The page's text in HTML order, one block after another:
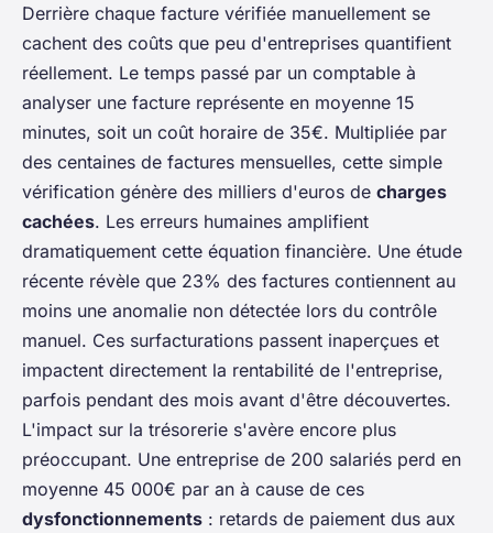
Derrière chaque facture vérifiée manuellement se
cachent des coûts que peu d'entreprises quantifient
réellement. Le temps passé par un comptable à
analyser une facture représente en moyenne 15
minutes, soit un coût horaire de 35€. Multipliée par
des centaines de factures mensuelles, cette simple
vérification génère des milliers d'euros de charges
cachées. Les erreurs humaines amplifient
dramatiquement cette équation financière. Une étude
récente révèle que 23% des factures contiennent au
moins une anomalie non détectée lors du contrôle
manuel. Ces surfacturations passent inaperçues et
impactent directement la rentabilité de l'entreprise,
parfois pendant des mois avant d'être découvertes.
L'impact sur la trésorerie s'avère encore plus
préoccupant. Une entreprise de 200 salariés perd en
moyenne 45 000€ par an à cause de ces
dysfonctionnements : retards de paiement dus aux